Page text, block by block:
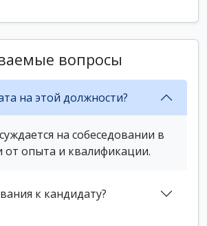
вопросы
на этой должности?
на собеседовании в
от опыта и квалификации.
к кандидату?